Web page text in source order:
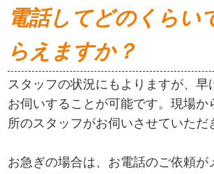
電話してどのくらい
らえますか？
スタッフの状況にもよりますが、早
お伺いすることが可能です。現場か
所のスタッフがお伺いさせていただ
お急ぎの場合は、お電話のご依頼が